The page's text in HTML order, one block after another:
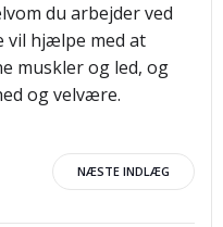
du arbejder ved
vil hjælpe med at
muskler og led, og
og velvære.
NÆSTE INDLÆG